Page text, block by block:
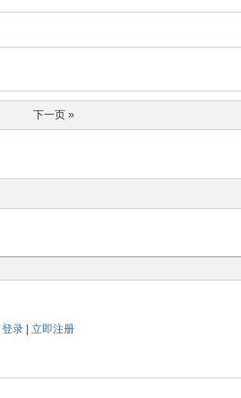
下一页 »
登录 立即注册